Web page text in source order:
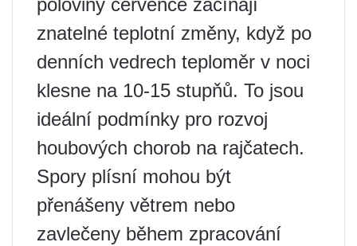
poloviny července začínají
znatelné teplotní změny, když po
denních vedrech teploměr v noci
klesne na 10-15 stupňů. To jsou
ideální podmínky pro rozvoj
houbových chorob na rajčatech.
Spory plísní mohou být
přenášeny větrem nebo
zavlečeny během zpracování